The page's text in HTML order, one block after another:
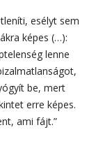
esélyt sem
képes (…):
lenne
be, mert
erre képes.
ami fájt.”